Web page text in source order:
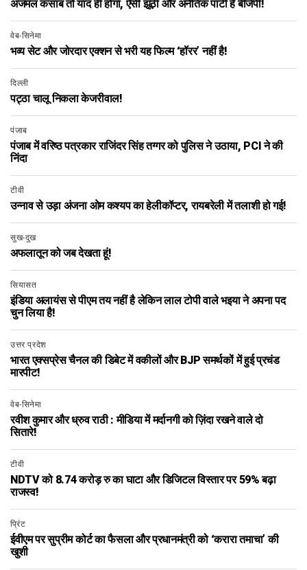
अजमल कसाब तो याद ही होगा, ऐसी झूठी और अनैतिक पार्टी है बीजेपी!
वेब-सिनेमा
भव्य सेट और जोरदार एक्शन से भरी यह फिल्म ‘हॉरर’ नहीं है!
दिल्ली
पट्ठा चालू निकला केजरीवाल!
पंजाब
पंजाब में वरिष्ठ पत्रकार राजिंदर सिंह तग्गर को पुलिस ने उठाया, PCI ने की
निंदा
टीवी
उन्नाव से उड़ा अंजना ओम कश्यप का हेलीकॉप्टर, रायबरेली में तलाशी हो गई!
सुख-दुख
अफलातून को जब देखता हूं!
सियासत
इंडिया अलायंस से पीएम तय नहीं है लेकिन लाल टोपी वाले भइया ने अपना पद
चुन लिया है!
उत्तर प्रदेश
भारत एक्सप्रेस चैनल की डिबेट में वकीलों और BJP समर्थकों में हुई प्रचंड
मारपीट!
वेब-सिनेमा
रवीश कुमार और ध्रुव राठी : मीडिया में मर्दानगी को ज़िंदा रखने वाले दो
सितारे!
टीवी
NDTV को 8.74 करोड़ रु का घाटा और डिजिटल विस्तार पर 59% बढ़ा
राजस्व!
प्रिंट
ईवीएम पर सुप्रीम कोर्ट का फैसला और प्रधानमंत्री को ‘करारा तमाचा’ की
खुशी